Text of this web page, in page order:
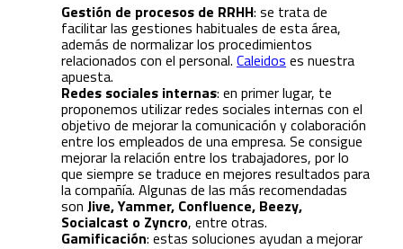
Gestión de procesos de RRHH: se trata de
facilitar las gestiones habituales de esta área,
además de normalizar los procedimientos
relacionados con el personal. Caleidos es nuestra
apuesta.
Redes sociales internas: en primer lugar, te
proponemos utilizar redes sociales internas con el
objetivo de mejorar la comunicación y colaboración
entre los empleados de una empresa. Se consigue
mejorar la relación entre los trabajadores, por lo
que siempre se traduce en mejores resultados para
la compañía. Algunas de las más recomendadas
son Jive, Yammer, Confluence, Beezy,
Socialcast o Zyncro, entre otras.
Gamificación: estas soluciones ayudan a mejorar